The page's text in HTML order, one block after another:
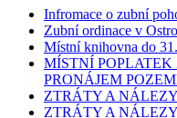
Infromace o zubní
Zubní ordinace v
Místní knihovna do
MÍSTNÍ
PRONÁJEM
ZTRÁTY A NÁLEZY
ZTRÁTY A NÁLEZY